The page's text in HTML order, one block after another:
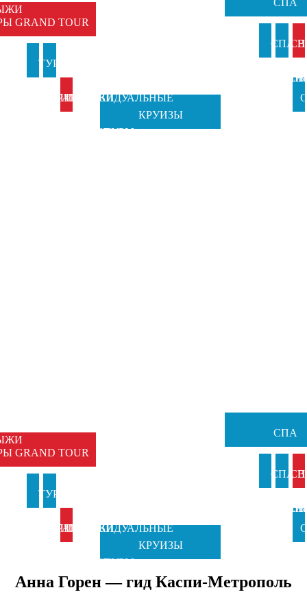
GRAND TOUR
ТУРЫ В
ИТАЛИЮ
ПРАЗДНИКИ
ОТ GRAND
ИНДИВИДУАЛЬНЫЕ
ТУРЫ
КРУИЗЫ
СПА
СПА В
ИТАЛИИ
GRAND TOUR
ТУРЫ В
ИТАЛИЮ
ПРАЗДНИКИ
ОТ GRAND
ИНДИВИДУАЛЬНЫЕ
ТУРЫ
КРУИЗЫ
СПА
СПА В
ИТАЛИИ
Анна Горен — гид Каспи-Метрополь